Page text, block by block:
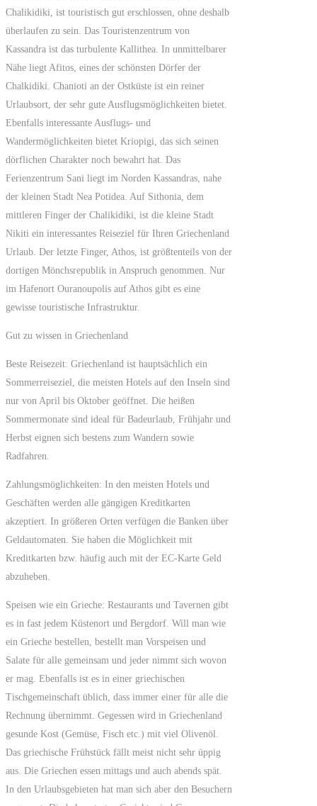
Chalikidiki, ist touristisch gut erschlossen, ohne deshalb
überlaufen zu sein. Das Touristenzentrum von
Kassandra ist das turbulente Kallithea. In unmittelbarer
Nähe liegt Afitos, eines der schönsten Dörfer der
Chalkidiki. Chanioti an der Ostküste ist ein reiner
Urlaubsort, der sehr gute Ausflugsmöglichkeiten bietet.
Ebenfalls interessante Ausflugs- und
Wandermöglichkeiten bietet Kriopigi, das sich seinen
dörflichen Charakter noch bewahrt hat. Das
Ferienzentrum Sani liegt im Norden Kassandras, nahe
der kleinen Stadt Nea Potidea. Auf Sithonia, dem
mittleren Finger der Chalikidiki, ist die kleine Stadt
Nikiti ein interessantes Reiseziel für Ihren Griechenland
Urlaub. Der letzte Finger, Athos, ist größtenteils von der
dortigen Mönchsrepublik in Anspruch genommen. Nur
im Hafenort Ouranoupolis auf Athos gibt es eine
gewisse touristische Infrastruktur.
Gut zu wissen in Griechenland
Beste Reisezeit: Griechenland ist hauptsächlich ein
Sommerreiseziel, die meisten Hotels auf den Inseln sind
nur von April bis Oktober geöffnet. Die heißen
Sommermonate sind ideal für Badeurlaub, Frühjahr und
Herbst eignen sich bestens zum Wandern sowie
Radfahren.
Zahlungsmöglichkeiten: In den meisten Hotels und
Geschäften werden alle gängigen Kreditkarten
akzeptiert. In größeren Orten verfügen die Banken über
Geldautomaten. Sie haben die Möglichkeit mit
Kreditkarten bzw. häufig auch mit der EC-Karte Geld
abzuheben.
Speisen wie ein Grieche: Restaurants und Tavernen gibt
es in fast jedem Küstenort und Bergdorf. Will man wie
ein Grieche bestellen, bestellt man Vorspeisen und
Salate für alle gemeinsam und jeder nimmt sich wovon
er mag. Ebenfalls ist es in einer griechischen
Tischgemeinschaft üblich, dass immer einer für alle die
Rechnung übernimmt. Gegessen wird in Griechenland
gesunde Kost (Gemüse, Fisch etc.) mit viel Olivenöl.
Das griechische Frühstück fällt meist nicht sehr üppig
aus. Die Griechen essen mittags und auch abends spät.
In den Urlaubsgebieten hat man sich aber den Besuchern